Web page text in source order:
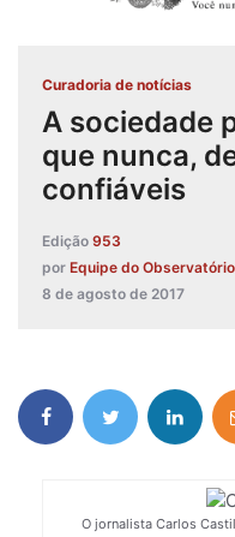
Curadoria de notícias
A sociedade
que nunca,
confiáveis
Edição 953
por Equipe do
8 de agosto de 2017
O jornalista Carlos